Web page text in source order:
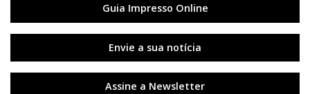
Guia Impresso Online
Envie a sua notícia
Assine a Newsletter